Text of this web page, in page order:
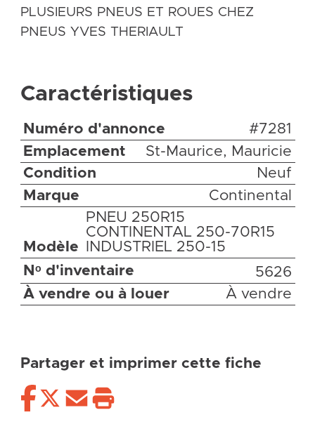
PLUSIEURS PNEUS ET ROUES CHEZ
PNEUS YVES THERIAULT
Caractéristiques
Numéro d'annonce
#7281
Emplacement
St-Maurice, Mauricie
Condition
Neuf
Marque
Continental
Modèle
PNEU 250R15
CONTINENTAL 250-70R15
INDUSTRIEL 250-15
Nᵒ d'inventaire
5626
À vendre ou à louer
À vendre
Partager et imprimer cette fiche